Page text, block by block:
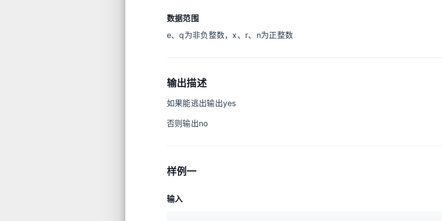
数据范围
e、q为非负整数，x、r、n为正整数
输出描述
如果能逃出输出yes
否则输出no
样例一
输入